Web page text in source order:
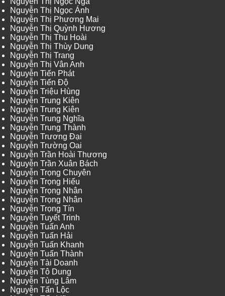
Nguyễn Thị Ngọc Ánh
Nguyễn Thị Phương Mai
Nguyễn Thị Quỳnh Hương
Nguyễn Thị Thu Hoài
Nguyễn Thị Thùy Dung
Nguyễn Thị Trang
Nguyễn Thị Vân Anh
Nguyễn Tiến Phát
Nguyễn Tiến Độ
Nguyễn Triệu Hùng
Nguyễn Trung Kiên
Nguyễn Trung Kiên
Nguyễn Trung Nghĩa
Nguyễn Trung Thành
Nguyễn Trương Đại
Nguyễn Trường Oai
Nguyễn Trần Hoài Thương
Nguyễn Trần Xuân Bách
Nguyễn Trọng Chuyên
Nguyễn Trọng Hiếu
Nguyễn Trọng Nhân
Nguyễn Trọng Nhân
Nguyễn Trọng Tín
Nguyễn Tuyết Trinh
Nguyễn Tuấn Anh
Nguyễn Tuấn Hải
Nguyễn Tuấn Khanh
Nguyễn Tuấn Thành
Nguyễn Tài Doanh
Nguyễn Tô Dung
Nguyễn Tùng Lâm
Nguyễn Tấn Lộc